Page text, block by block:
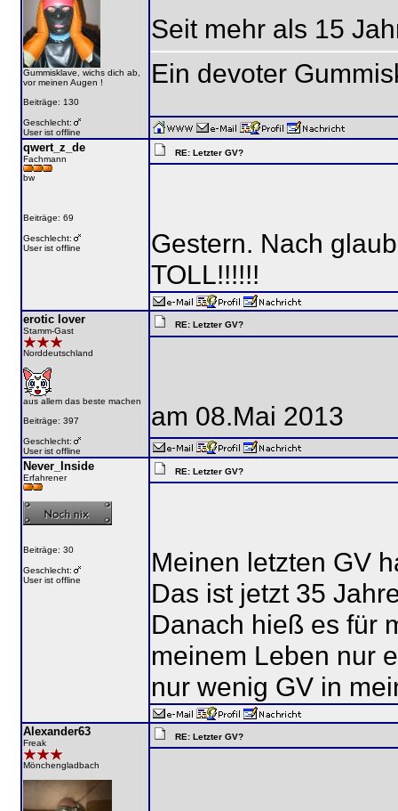
Gummisklave, wichs dich ab,
vor meinen Augen !
Beiträge: 130
Geschlecht:
User ist offline
Seit mehr als 15
Ein devoter
qwert_z_de
Fachmann
bw
Beiträge: 69
Geschlecht:
User ist offline
RE: Letzter GV?
Gestern. Nach
TOLL!!!!!!
erotic lover
Stamm-Gast
Norddeutschland
aus allem das beste machen
Beiträge: 397
Geschlecht:
User ist offline
RE: Letzter GV?
am 08.Mai 2013
Never_Inside
Erfahrener
Beiträge: 30
Geschlecht:
User ist offline
RE: Letzter GV?
Meinen letzten GV
Das ist jetzt 35
Danach hieß es für
meinem Leben nur
nur wenig GV in
Alexander63
Freak
Mönchengladbach
RE: Letzter GV?